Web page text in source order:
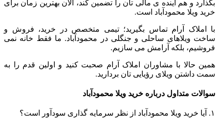
بگذارد و هم آینده ی مالی تان را تضمین کند، الان بهترین زمان برای
خرید ویلا محمودآباد است.
با املاک آرام تماس بگیرید؛ تیمی متخصص در خرید، فروش و
ساخت ویلاهای ساحلی و جنگلی در محمودآباد. ما فقط خانه نمی
فروشیم، بلکه آرامش می سازیم.
همین حالا با مشاوران املاک آرام صحبت کنید و اولین قدم را به
سمت داشتن ویلای رؤیایی تان بردارید.
سوالات متداول درباره خرید ویلا محمودآباد
۱. آیا خرید ویلا محمودآباد از نظر سرمایه گذاری سودآور است؟